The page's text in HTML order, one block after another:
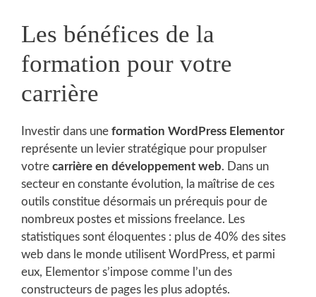
Les bénéfices de la
formation pour votre
carrière
Investir dans une formation WordPress Elementor
représente un levier stratégique pour propulser
votre carrière en développement web. Dans un
secteur en constante évolution, la maîtrise de ces
outils constitue désormais un prérequis pour de
nombreux postes et missions freelance. Les
statistiques sont éloquentes : plus de 40% des sites
web dans le monde utilisent WordPress, et parmi
eux, Elementor s’impose comme l’un des
constructeurs de pages les plus adoptés.